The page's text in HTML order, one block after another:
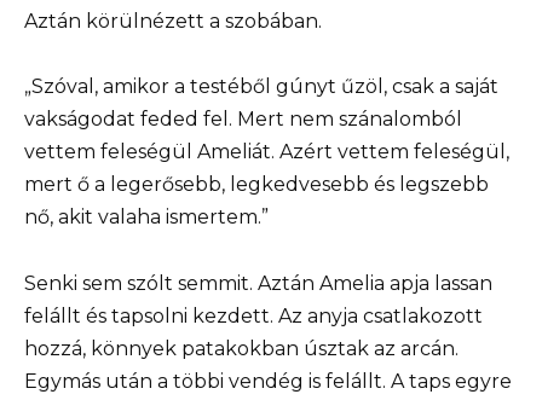
Aztán körülnézett a szobában.
„Szóval, amikor a testéből gúnyt űzöl, csak a saját
vakságodat feded fel. Mert nem szánalomból
vettem feleségül Ameliát. Azért vettem feleségül,
mert ő a legerősebb, legkedvesebb és legszebb
nő, akit valaha ismertem.”
Senki sem szólt semmit. Aztán Amelia apja lassan
felállt és tapsolni kezdett. Az anyja csatlakozott
hozzá, könnyek patakokban úsztak az arcán.
Egymás után a többi vendég is felállt. A taps egyre